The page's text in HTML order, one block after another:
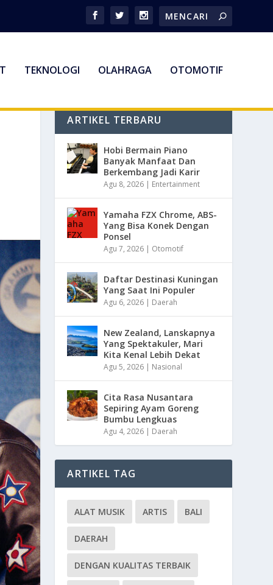
TEKNOLOGI OLAHRAGA OTOMOTIF
ARTIKEL TERBARU
Hobi Bermain Piano
Banyak Manfaat Dan
Berkembang Jadi Karir
Agu 8, 2026 | Entertainment
Yamaha FZX Chrome, ABS-
Yang Bisa Konek Dengan
Ponsel
Agu 7, 2026 | Otomotif
Daftar Destinasi Kuningan
Yang Saat Ini Populer
Agu 6, 2026 | Daerah
New Zealand, Lanskapnya
Yang Spektakuler, Mari
Kita Kenal Lebih Dekat
Agu 5, 2026 | Nasional
Cita Rasa Nusantara
Sepiring Ayam Goreng
Bumbu Lengkuas
Agu 4, 2026 | Daerah
ARTIKEL TAG
ALAT MUSIK ARTIS BALI
DAERAH
DENGAN KUALITAS TERBAIK